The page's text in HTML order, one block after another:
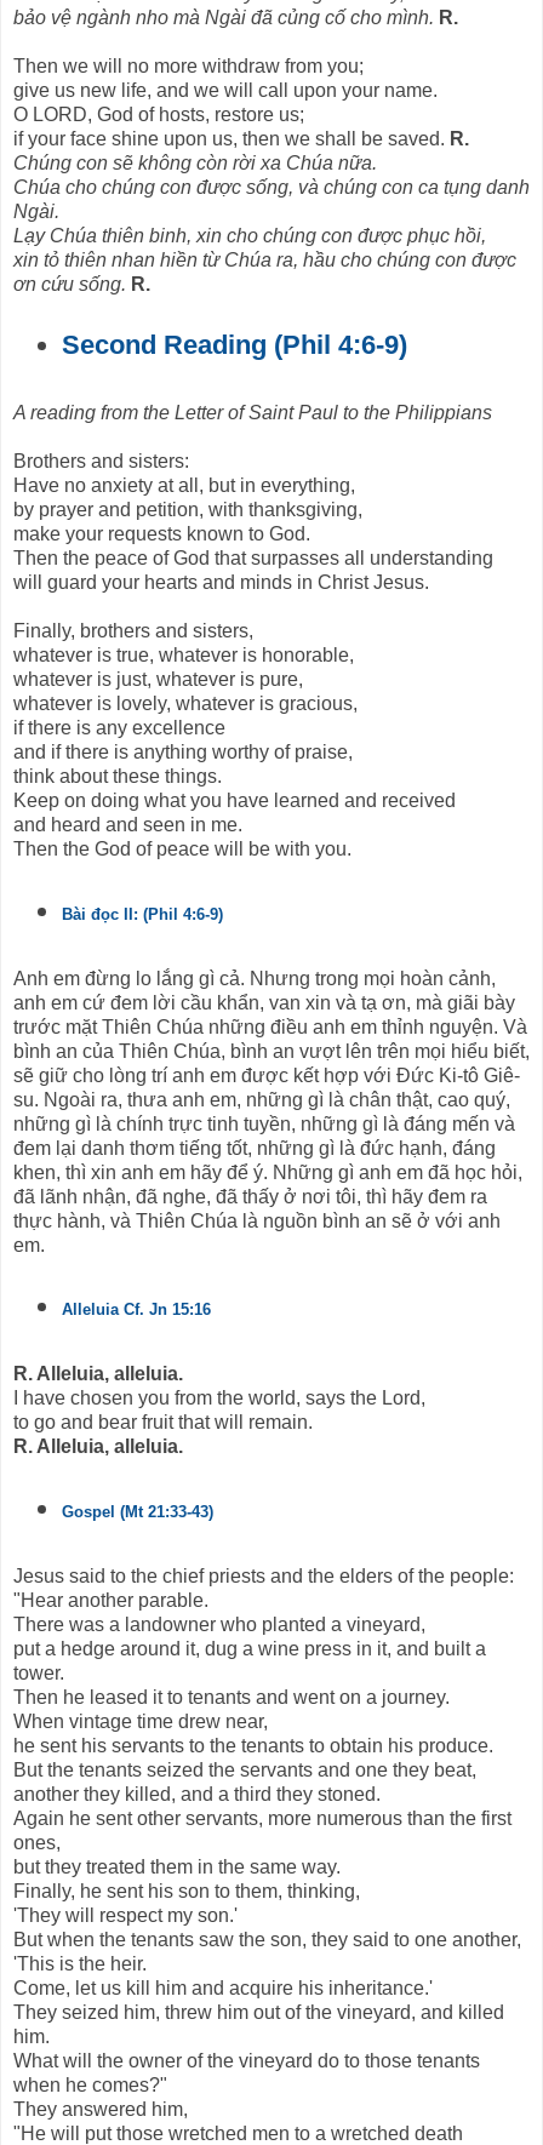
bảo vệ ngành nho mà Ngài đã củng cố cho mình. R.
Then we will no more withdraw from you;
give us new life, and we will call upon your name.
O LORD, God of hosts, restore us;
if your face shine upon us, then we shall be saved. R.
Chúng con sẽ không còn rời xa Chúa nữa.
Chúa cho chúng con được sống, và chúng con ca tụng danh
Ngài.
Lạy Chúa thiên binh, xin cho chúng con được phục hồi,
xin tỏ thiên nhan hiền từ Chúa ra, hầu cho chúng con được
ơn cứu sống. R.
Second Reading (Phil 4:6-9)
A reading from the Letter of Saint Paul to the Philippians
Brothers and sisters:
Have no anxiety at all, but in everything,
by prayer and petition, with thanksgiving,
make your requests known to God.
Then the peace of God that surpasses all understanding
will guard your hearts and minds in Christ Jesus.
Finally, brothers and sisters,
whatever is true, whatever is honorable,
whatever is just, whatever is pure,
whatever is lovely, whatever is gracious,
if there is any excellence
and if there is anything worthy of praise,
think about these things.
Keep on doing what you have learned and received
and heard and seen in me.
Then the God of peace will be with you.
Bài đọc II: (Phil 4:6-9)
Anh em đừng lo lắng gì cả. Nhưng trong mọi hoàn cảnh,
anh em cứ đem lời cầu khẩn, van xin và tạ ơn, mà giãi bày
trước mặt Thiên Chúa những điều anh em thỉnh nguyện. Và
bình an của Thiên Chúa, bình an vượt lên trên mọi hiểu biết,
sẽ giữ cho lòng trí anh em được kết hợp với Đức Ki-tô Giê-
su. Ngoài ra, thưa anh em, những gì là chân thật, cao quý,
những gì là chính trực tinh tuyền, những gì là đáng mến và
đem lại danh thơm tiếng tốt, những gì là đức hạnh, đáng
khen, thì xin anh em hãy để ý. Những gì anh em đã học hỏi,
đã lãnh nhận, đã nghe, đã thấy ở nơi tôi, thì hãy đem ra
thực hành, và Thiên Chúa là nguồn bình an sẽ ở với anh
em.
Alleluia Cf. Jn 15:16
R. Alleluia, alleluia.
I have chosen you from the world, says the Lord,
to go and bear fruit that will remain.
R. Alleluia, alleluia.
Gospel (Mt 21:33-43)
Jesus said to the chief priests and the elders of the people:
"Hear another parable.
There was a landowner who planted a vineyard,
put a hedge around it, dug a wine press in it, and built a
tower.
Then he leased it to tenants and went on a journey.
When vintage time drew near,
he sent his servants to the tenants to obtain his produce.
But the tenants seized the servants and one they beat,
another they killed, and a third they stoned.
Again he sent other servants, more numerous than the first
ones,
but they treated them in the same way.
Finally, he sent his son to them, thinking,
'They will respect my son.'
But when the tenants saw the son, they said to one another,
'This is the heir.
Come, let us kill him and acquire his inheritance.'
They seized him, threw him out of the vineyard, and killed
him.
What will the owner of the vineyard do to those tenants
when he comes?"
They answered him,
"He will put those wretched men to a wretched death